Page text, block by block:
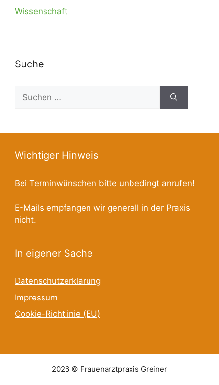
Wissenschaft
Suche
nach:
Wichtiger Hinweis
Bei Terminwünschen bitte unbedingt anrufen!
E-Mails empfangen wir generell in der Praxis
nicht.
In eigener Sache
Datenschutzerklärung
Impressum
Cookie-Richtlinie (EU)
2026 © Frauenarztpraxis Greiner